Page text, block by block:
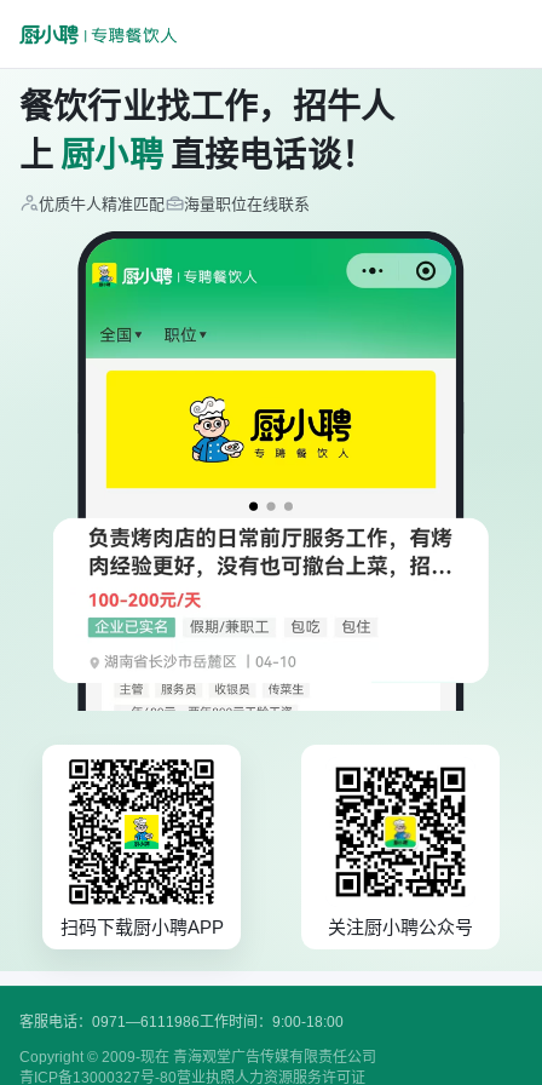
餐饮行业找工作，招牛人
上 厨小聘 直接电话谈！
优质牛人精准匹配 海量职位在线联系
扫码下载厨小聘APP 关注厨小聘公众号
客服电话：0971—6111986工作时间：9:00-18:00
Copyright © 2009-现在 青海观堂广告传媒有限责任公司
青ICP备13000327号-80营业执照人力资源服务许可证